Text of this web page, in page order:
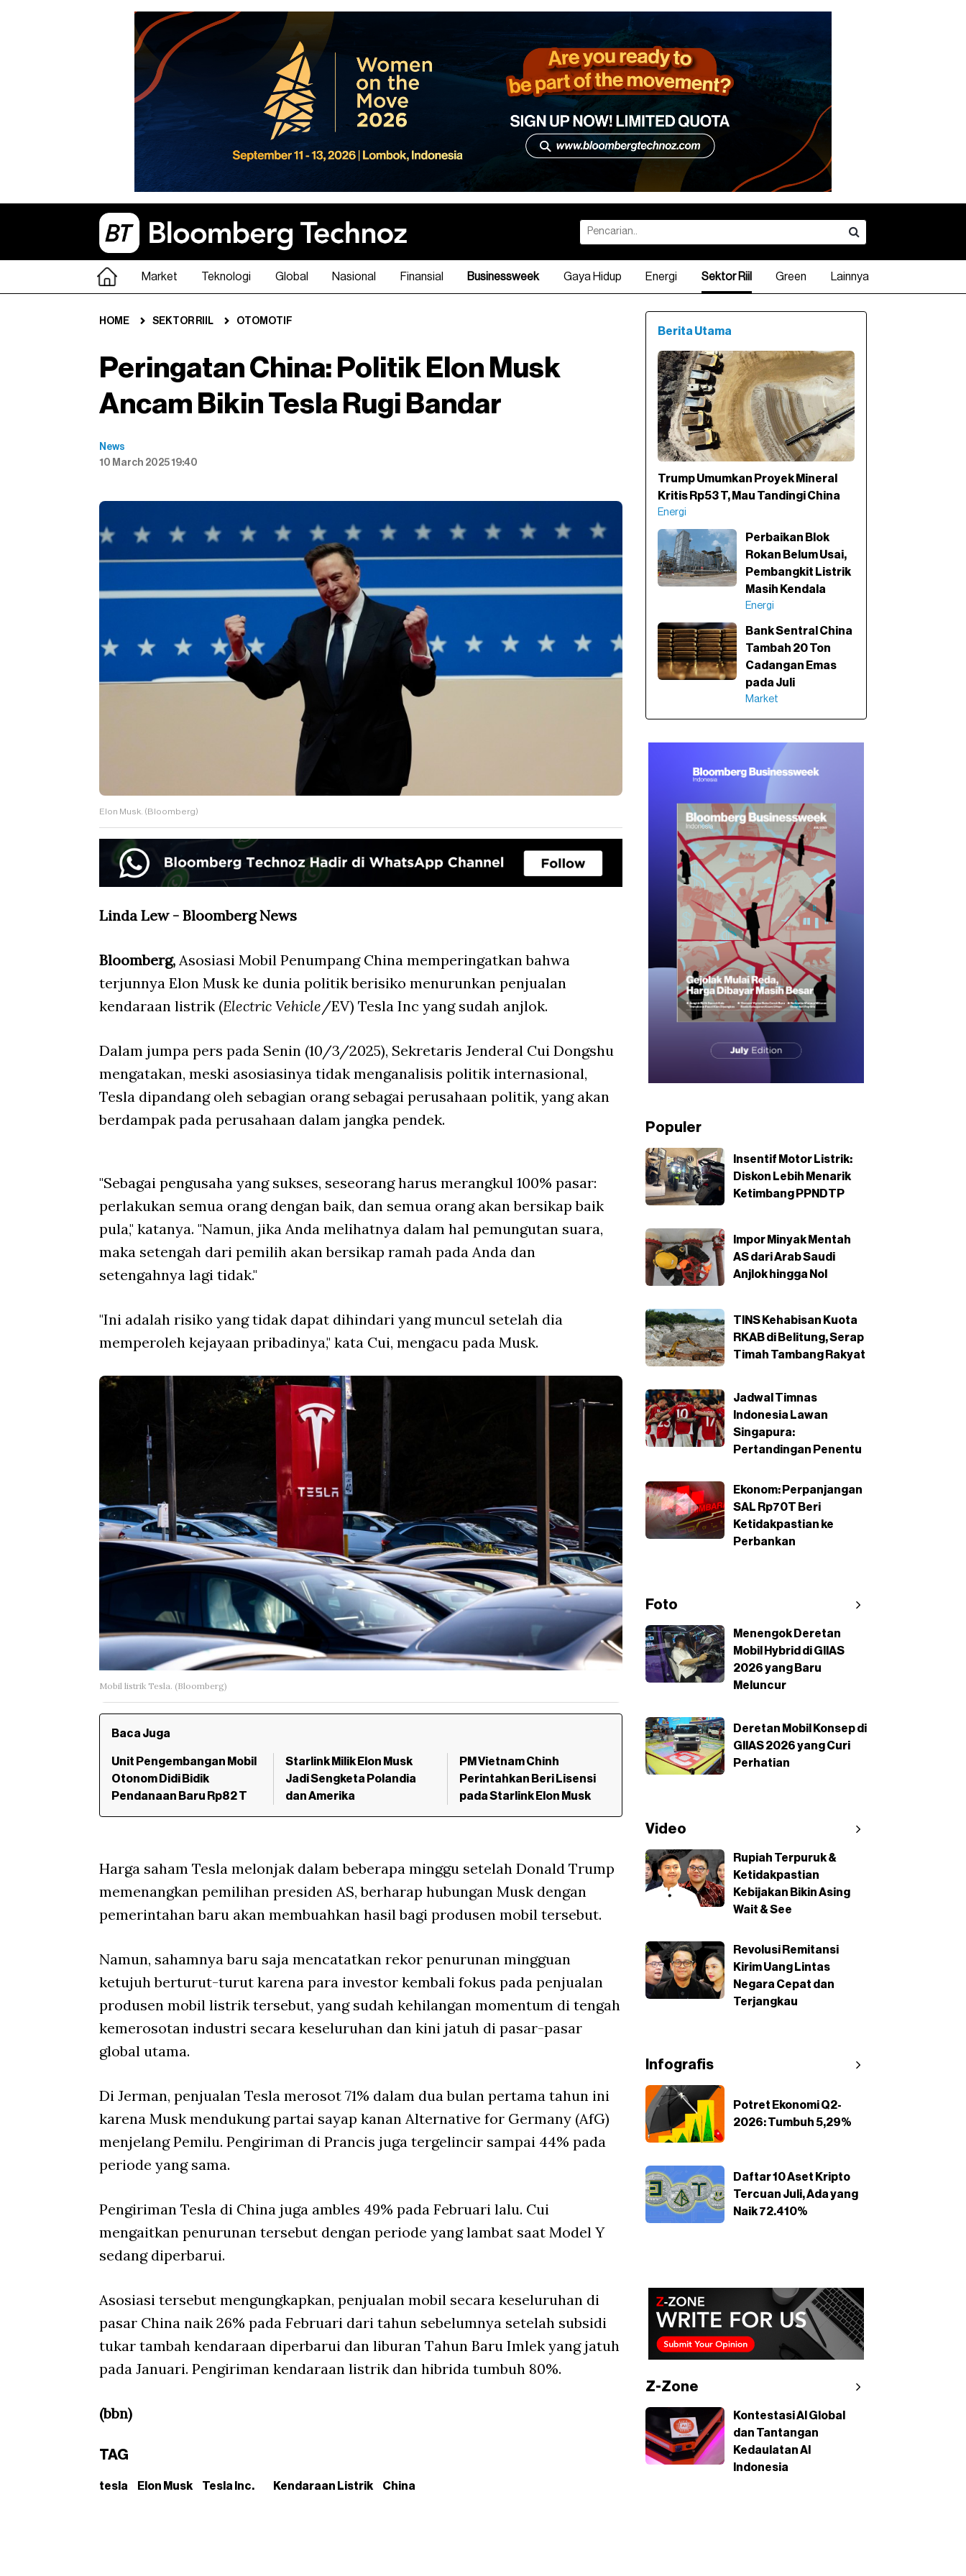
Market Teknologi Global Nasional Finansial Businessweek Gaya Hidup Energi Sektor Riil Green Lainnya
HOME SEKTOR RIIL OTOMOTIF
Peringatan China: Politik Elon Musk
Ancam Bikin Tesla Rugi Bandar
News
10 March 2025 19:40
Elon Musk. (Bloomberg)
Linda Lew - Bloomberg News
Bloomberg, Asosiasi Mobil Penumpang China memperingatkan bahwa
terjunnya Elon Musk ke dunia politik berisiko menurunkan penjualan
kendaraan listrik (Electric Vehicle/EV) Tesla Inc yang sudah anjlok.
Dalam jumpa pers pada Senin (10/3/2025), Sekretaris Jenderal Cui Dongshu
mengatakan, meski asosiasinya tidak menganalisis politik internasional,
Tesla dipandang oleh sebagian orang sebagai perusahaan politik, yang akan
berdampak pada perusahaan dalam jangka pendek.
"Sebagai pengusaha yang sukses, seseorang harus merangkul 100% pasar:
perlakukan semua orang dengan baik, dan semua orang akan bersikap baik
pula," katanya. "Namun, jika Anda melihatnya dalam hal pemungutan suara,
maka setengah dari pemilih akan bersikap ramah pada Anda dan
setengahnya lagi tidak."
"Ini adalah risiko yang tidak dapat dihindari yang muncul setelah dia
memperoleh kejayaan pribadinya," kata Cui, mengacu pada Musk.
Mobil listrik Tesla. (Bloomberg)
Baca Juga
Unit Pengembangan Mobil
Otonom Didi Bidik
Pendanaan Baru Rp82 T
Starlink Milik Elon Musk
Jadi Sengketa Polandia
dan Amerika
PM Vietnam Chinh
Perintahkan Beri Lisensi
pada Starlink Elon Musk
Harga saham Tesla melonjak dalam beberapa minggu setelah Donald Trump
memenangkan pemilihan presiden AS, berharap hubungan Musk dengan
pemerintahan baru akan membuahkan hasil bagi produsen mobil tersebut.
Namun, sahamnya baru saja mencatatkan rekor penurunan mingguan
ketujuh berturut-turut karena para investor kembali fokus pada penjualan
produsen mobil listrik tersebut, yang sudah kehilangan momentum di tengah
kemerosotan industri secara keseluruhan dan kini jatuh di pasar-pasar
global utama.
Di Jerman, penjualan Tesla merosot 71% dalam dua bulan pertama tahun ini
karena Musk mendukung partai sayap kanan Alternative for Germany (AfG)
menjelang Pemilu. Pengiriman di Prancis juga tergelincir sampai 44% pada
periode yang sama.
Pengiriman Tesla di China juga ambles 49% pada Februari lalu. Cui
mengaitkan penurunan tersebut dengan periode yang lambat saat Model Y
sedang diperbarui.
Asosiasi tersebut mengungkapkan, penjualan mobil secara keseluruhan di
pasar China naik 26% pada Februari dari tahun sebelumnya setelah subsidi
tukar tambah kendaraan diperbarui dan liburan Tahun Baru Imlek yang jatuh
pada Januari. Pengiriman kendaraan listrik dan hibrida tumbuh 80%.
(bbn)
TAG
tesla Elon Musk Tesla Inc. Kendaraan Listrik China
Berita Utama
Trump Umumkan Proyek Mineral
Kritis Rp53 T, Mau Tandingi China
Energi
Perbaikan Blok
Rokan Belum Usai,
Pembangkit Listrik
Masih Kendala
Energi
Bank Sentral China
Tambah 20 Ton
Cadangan Emas
pada Juli
Market
Populer
Insentif Motor Listrik:
Diskon Lebih Menarik
Ketimbang PPNDTP
Impor Minyak Mentah
AS dari Arab Saudi
Anjlok hingga Nol
TINS Kehabisan Kuota
RKAB di Belitung, Serap
Timah Tambang Rakyat
Jadwal Timnas
Indonesia Lawan
Singapura:
Pertandingan Penentu
Ekonom: Perpanjangan
SAL Rp70T Beri
Ketidakpastian ke
Perbankan
Foto
Menengok Deretan
Mobil Hybrid di GIIAS
2026 yang Baru
Meluncur
Deretan Mobil Konsep di
GIIAS 2026 yang Curi
Perhatian
Video
Rupiah Terpuruk &
Ketidakpastian
Kebijakan Bikin Asing
Wait & See
Revolusi Remitansi
Kirim Uang Lintas
Negara Cepat dan
Terjangkau
Infografis
Potret Ekonomi Q2-
2026: Tumbuh 5,29%
Daftar 10 Aset Kripto
Tercuan Juli, Ada yang
Naik 72.410%
Z-Zone
Kontestasi AI Global
dan Tantangan
Kedaulatan AI
Indonesia